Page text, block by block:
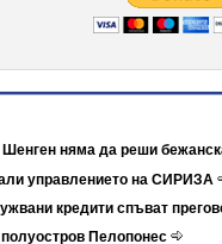
няма да реши
управлението на СИРИЗА
кредити спъват
Пелопонес